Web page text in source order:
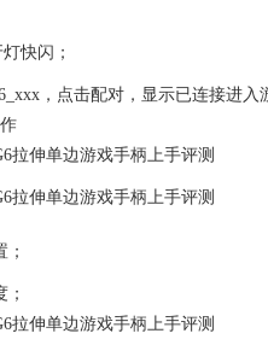
快闪；
，点击配对，显示已连接进